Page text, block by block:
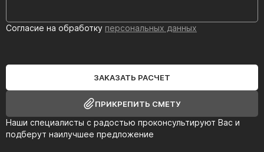
Наши специалисты с радостью проконсультируют Вас и
подберут наилучшее предложение
Согласие на обработку персональных данных
ЗАКАЗАТЬ РАСЧЕТ
ПРИКРЕПИТЬ СМЕТУ